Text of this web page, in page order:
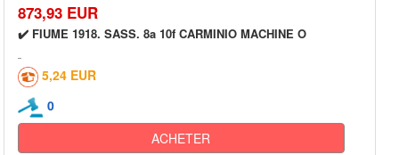
873,93 EUR
✔️ FIUME 1918. SASS. 8a 10f CARMINIO MACHINE O
5,24 EUR
0
ACHETER